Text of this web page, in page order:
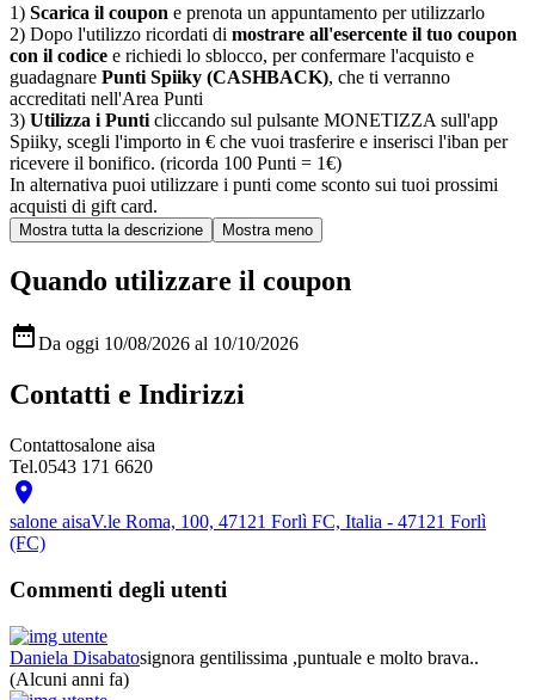
1) Scarica il coupon e prenota un appuntamento per utilizzarlo
2) Dopo l'utilizzo ricordati di mostrare all'esercente il tuo coupon
con il codice e richiedi lo sblocco, per confermare l'acquisto e
guadagnare Punti Spiiky (CASHBACK), che ti verranno
accreditati nell'Area Punti
3) Utilizza i Punti cliccando sul pulsante MONETIZZA sull'app
Spiiky, scegli l'importo in € che vuoi trasferire e inserisci l'iban per
ricevere il bonifico. (ricorda 100 Punti = 1€)
In alternativa puoi utilizzare i punti come sconto sui tuoi prossimi
acquisti di gift card.
Quando utilizzare il coupon
Da oggi 10/08/2026 al 10/10/2026
Contatti e Indirizzi
Contattosalone aisa
Tel.0543 171 6620

salone aisaV.le Roma, 100, 47121 Forlì FC, Italia - 47121 Forlì
(FC)
Commenti degli utenti
Daniela Disabatosignora gentilissima ,puntuale e molto brava..
(Alcuni anni fa)